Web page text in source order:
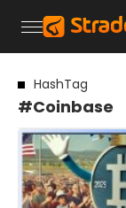
HashTag
#Coinbase